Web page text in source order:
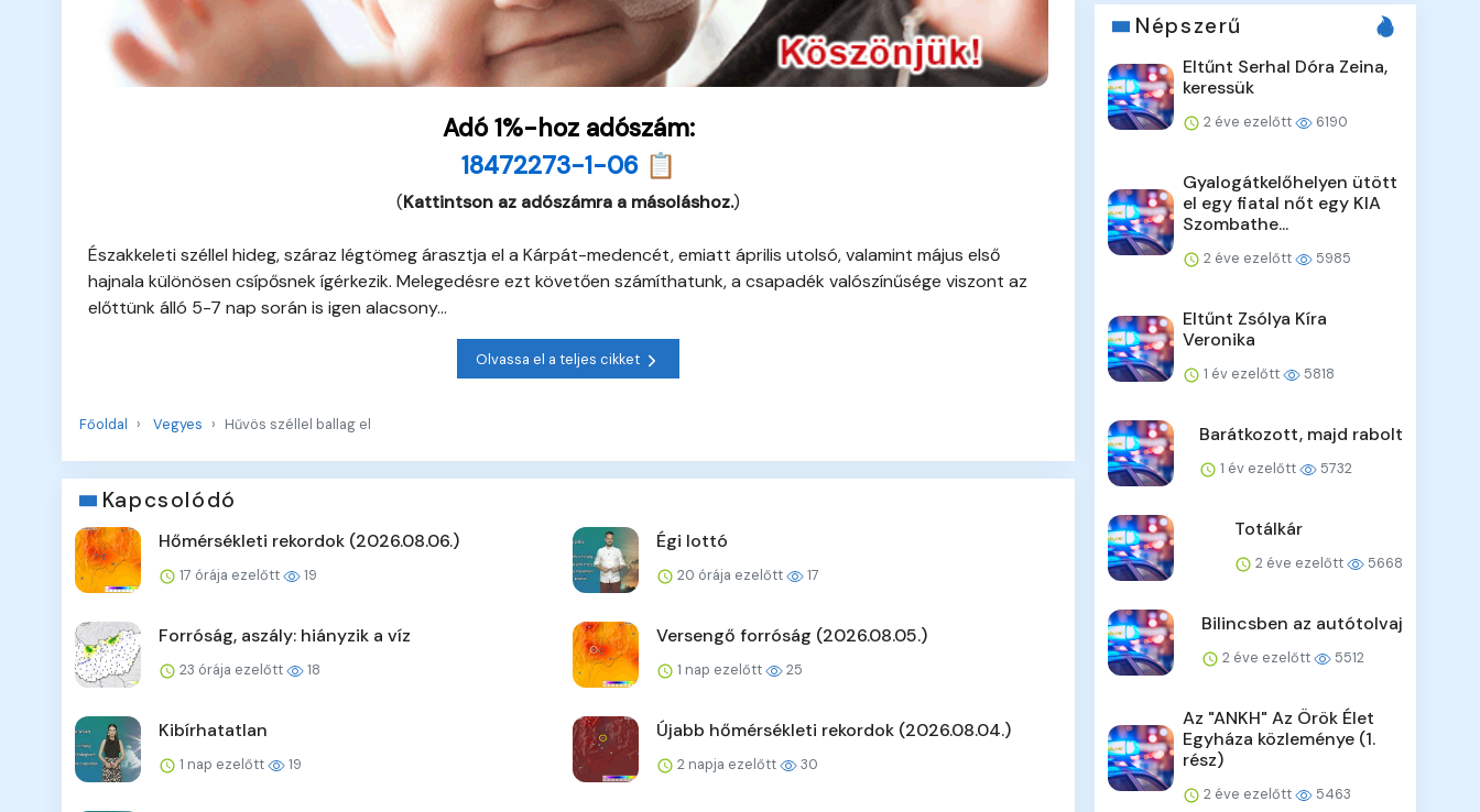
Adó 1%-hoz adószám:
18472273-1-06 📋
(Kattintson az adószámra a másoláshoz.)
Északkeleti széllel hideg, száraz légtömeg árasztja el a Kárpát-medencét, emiatt április utolsó, valamint május első
hajnala különösen csípősnek ígérkezik. Melegedésre ezt követően számíthatunk, a csapadék valószínűsége viszont az
előttünk álló 5-7 nap során is igen alacsony...
Olvassa el a teljes cikket
Főoldal Vegyes Hűvös széllel ballag el
Kapcsolódó
Hőmérsékleti rekordok (2026.08.06.)
17 órája ezelőtt 19
Égi lottó
20 órája ezelőtt 17
Forróság, aszály: hiányzik a víz
23 órája ezelőtt 18
Versengő forróság (2026.08.05.)
1 nap ezelőtt 25
Kibírhatatlan
1 nap ezelőtt 19
Újabb hőmérsékleti rekordok (2026.08.04.)
2 napja ezelőtt 30
Népszerű
Eltűnt Serhal Dóra Zeina,
keressük
2 éve ezelőtt 6190
Gyalogátkelőhelyen ütött
el egy fiatal nőt egy KIA
Szombathe...
2 éve ezelőtt 5985
Eltűnt Zsólya Kíra
Veronika
1 év ezelőtt 5818
Barátkozott, majd rabolt
1 év ezelőtt 5732
Totálkár
2 éve ezelőtt 5668
Bilincsben az autótolvaj
2 éve ezelőtt 5512
Az "ANKH" Az Örök Élet
Egyháza közleménye (1.
rész)
2 éve ezelőtt 5463